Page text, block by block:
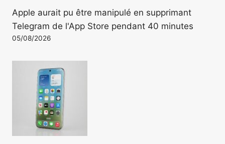
Apple aurait pu être manipulé en supprimant
Telegram de l'App Store pendant 40 minutes
05/08/2026